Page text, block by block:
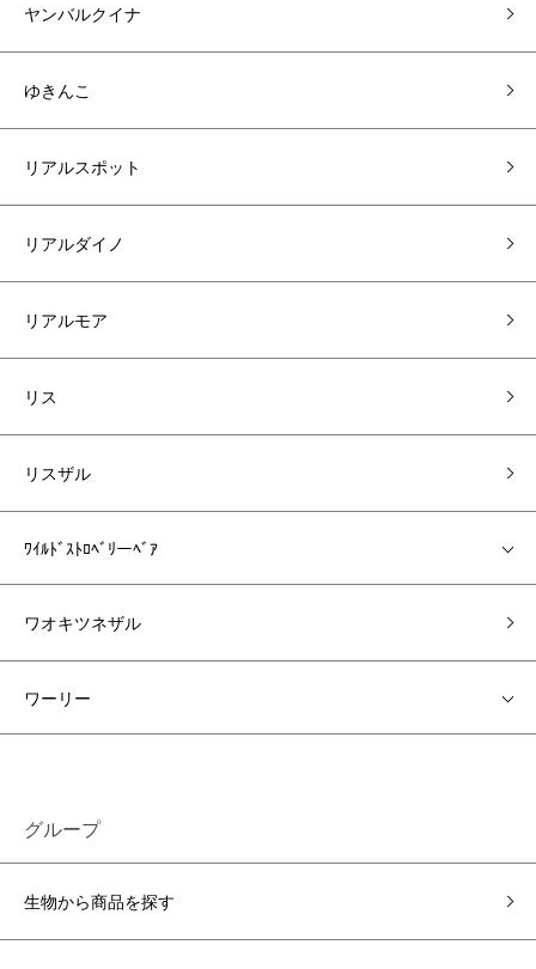
ヤンバルクイナ
ゆきんこ
リアルスポット
リアルダイノ
リアルモア
リス
リスザル
ﾜｲﾙﾄﾞｽﾄﾛﾍﾞﾘーﾍﾞｱ
ワオキツネザル
ワーリー
グループ
生物から商品を探す